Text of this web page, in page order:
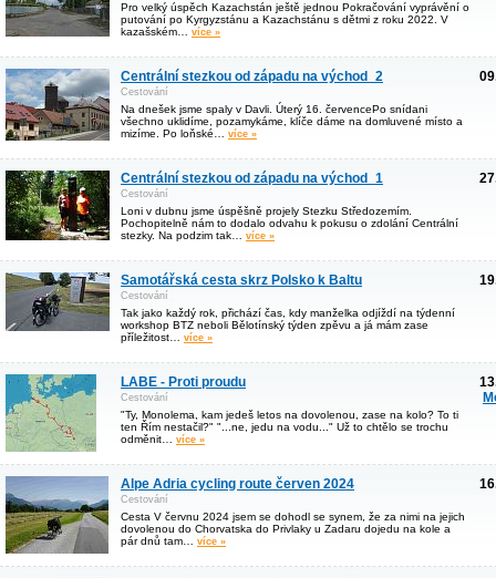
Pro velký úspěch Kazachstán ještě jednou Pokračování vyprávění o
putování po Kyrgyzstánu a Kazachstánu s dětmi z roku 2022. V
kazašském… více »
Centrální stezkou od západu na východ_2
Cestování
Na dnešek jsme spaly v Davli. Úterý 16. červencePo snídani
všechno uklidíme, pozamykáme, klíče dáme na domluvené místo a
mizíme. Po loňské… více »
Centrální stezkou od západu na východ_1
Cestování
Loni v dubnu jsme úspěšně projely Stezku Středozemím.
Pochopitelně nám to dodalo odvahu k pokusu o zdolání Centrální
stezky. Na podzim tak… více »
Samotářská cesta skrz Polsko k Baltu
Cestování
Tak jako každý rok, přichází čas, kdy manželka odjíždí na týdenní
workshop BTZ neboli Bělotínský týden zpěvu a já mám zase
příležitost… více »
LABE - Proti proudu
Cestování
"Ty, Monolema, kam jedeš letos na dovolenou, zase na kolo? To ti
ten Řím nestačil?" "...ne, jedu na vodu..." Už to chtělo se trochu
odměnit… více »
Alpe Adria cycling route červen 2024
Cestování
Cesta V červnu 2024 jsem se dohodl se synem, že za nimi na jejich
dovolenou do Chorvatska do Privlaky u Zadaru dojedu na kole a
pár dnů tam… více »